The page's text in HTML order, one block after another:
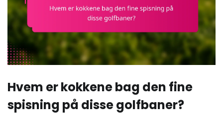
Hvem er kokkene bag den fine
spisning på disse golfbaner?